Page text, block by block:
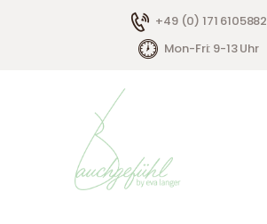
+49 (0) 171 6105882
Mon-Fri: 9-13 Uhr
HOME
ÜBER MICH
ANGEBOTE
KONTAKT